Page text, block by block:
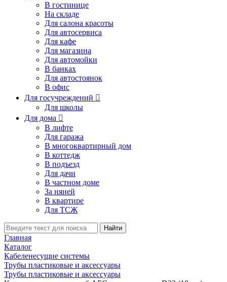
В гостинице
На складе
Для салона красоты
Для автосервиса
Для кафе
Для магазина
Для автомойки
В банках
Для автостоянок
В офис
Для госучреждений 
Для школы
Для дома 
В лифте
Для гаража
В многоквартирный дом
В коттедж
В подъезд
Для дачи
В частном доме
За няней
В квартире
Для ТСЖ
Найти
Главная
Каталог
Кабеленесущие системы
Трубы пластиковые и аксессуары
Трубы пластиковые и аксессуары